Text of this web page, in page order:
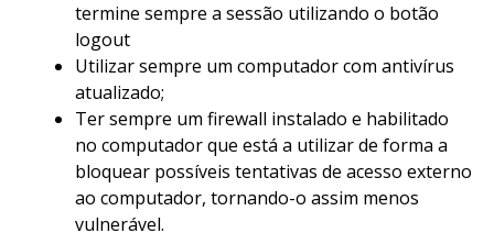
termine sempre a sessão utilizando o botão
logout
Utilizar sempre um computador com antivírus
atualizado;
Ter sempre um firewall instalado e habilitado
no computador que está a utilizar de forma a
bloquear possíveis tentativas de acesso externo
ao computador, tornando-o assim menos
vulnerável.